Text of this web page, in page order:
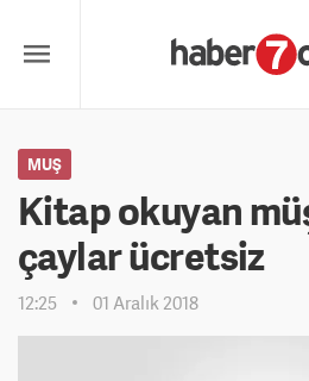
MUŞ
Kitap okuyan
çaylar ücretsiz
12:25 01 Aralık 2018